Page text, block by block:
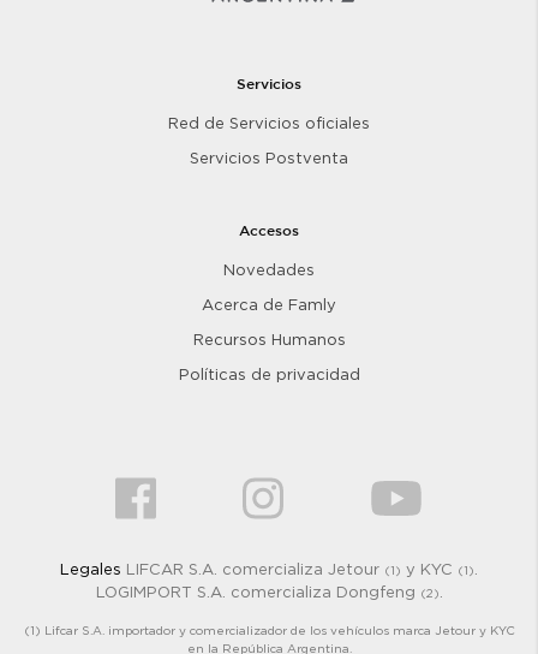
Servicios
Red de Servicios oficiales
Servicios Postventa
Accesos
Novedades
Acerca de Famly
Recursos Humanos
Políticas de privacidad
Legales LIFCAR S.A. comercializa Jetour (1) y KYC (1)
LOGIMPORT S.A. comercializa Dongfeng (2)
(1) Lifcar S.A. importador y comercializador de los vehículos marca Jetour y KYC
en la República Argentina.